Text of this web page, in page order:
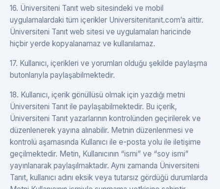
16. Üniversiteni Tanıt web sitesindeki ve mobil
uygulamalardaki tüm içerikler Universitenitanit.com’a aittir.
Üniversiteni Tanıt web sitesi ve uygulamaları haricinde
hiçbir yerde kopyalanamaz ve kullanılamaz.
17. Kullanıcı, içerikleri ve yorumları olduğu şekilde paylaşma
butonlarıyla paylaşabilmektedir.
18. Kullanıcı, içerik gönüllüsü olmak için yazdığı metni
Üniversiteni Tanıt ile paylaşabilmektedir. Bu içerik,
Üniversiteni Tanıt yazarlarının kontrolünden geçirilerek ve
düzenlenerek yayına alınabilir. Metnin düzenlenmesi ve
kontrolü aşamasında Kullanıcı ile e-posta yolu ile iletişime
geçilmektedir. Metin, Kullanıcının “ismi” ve “soy ismi”
yayınlanarak paylaşılmaktadır. Aynı zamanda Üniversiteni
Tanıt, kullanıcı adını eksik veya tutarsız gördüğü durumlarda